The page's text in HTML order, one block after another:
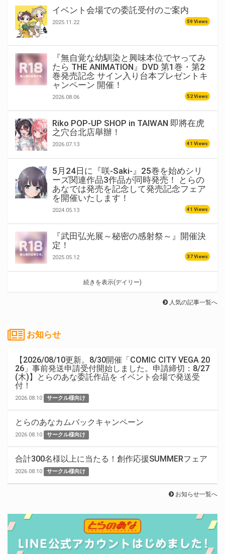
イベント会場での委託受付のご案内
2025.11.22 59 Views
『無自覚な幼馴染と興味本位でヤってみ
たら THE ANIMATION』DVD 第1巻・第2
巻発売記念 サイン入り台本プレゼントキ
ャンペーン 開催！
2026.08.06 52 Views
Riko POP-UP SHOP in TAIWAN 即將在虎
之穴台北店舉辦！
2026.07.13 41 Views
5月24日に『咲-Saki-』25巻を始めシリ
ーズ関連作品3作品が同時発売！ とらの
あなでは発売を記念して発売記念フェア
を開催いたします！
2024.05.13 41 Views
『武田弘光展～秘密の感射祭～』開催決
定！
2025.05.12 37 Views
続きを表示(デイリー)
人気の記事一覧へ
お知らせ
【2026/08/10更新。8/30開催「COMIC CITY VEGA 20
26」事前発送申請受付開始しました。申請締切：8/27
(木)】とらのあな委託作品を イベント会場で発送受
付！
2026.08.10 サークル様向け
とらのあなカムバックキャンペーン
2026.08.10 サークル様向け
合計300名様以上に当たる！創作応援SUMMERフェア
2026.08.10 サークル様向け
お知らせ一覧へ